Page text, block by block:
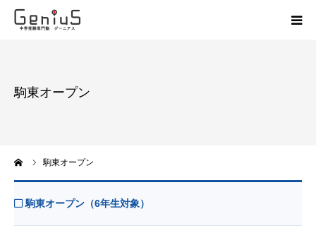
駒東オープン
駒東オープン
駒東オープン（6年生対象）
志望校別特訓
模試